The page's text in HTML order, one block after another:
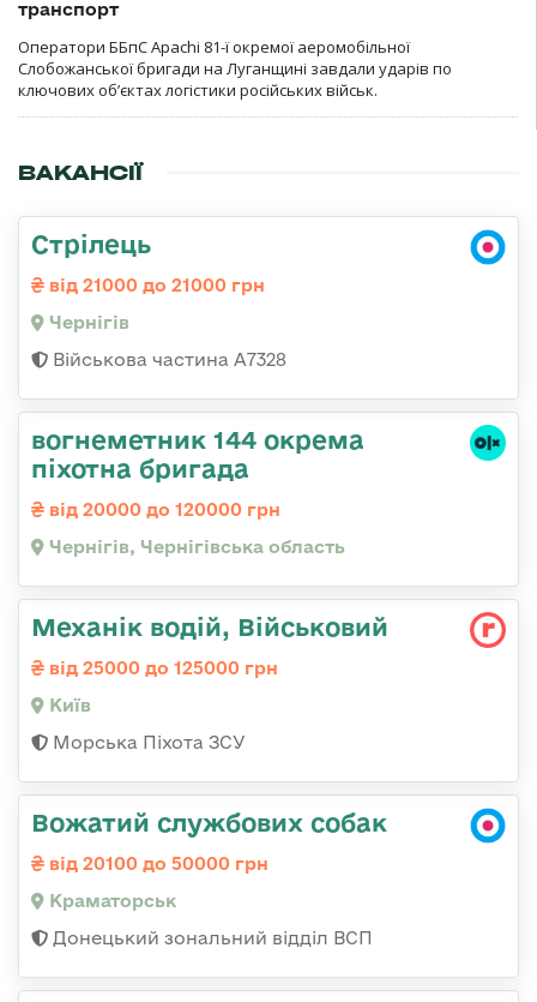
транспорт
Оператори ББпС Apachi 81-ї окремої аеромобільної
Слобожанської бригади на Луганщині завдали ударів по
ключових об’єктах логістики російських військ.
ВАКАНСІЇ
Стрілець
від 21000 до 21000 грн
Чернігів
Військова частина А7328
вогнеметник 144 окрема
піхотна бригада
від 20000 до 120000 грн
Чернігів, Чернігівська область
Механік водій, Військовий
від 25000 до 125000 грн
Київ
Морська Піхота ЗСУ
Вожатий службових собак
від 20100 до 50000 грн
Краматорськ
Донецький зональний відділ ВСП